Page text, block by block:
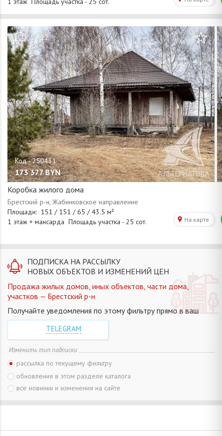
1/22
173 377 BYN
Коробка жилого дома
ПОДПИСКА НА РАССЫЛКУ
НОВЫХ ОБЪЕКТОВ И ИЗМЕНЕНИЙ ЦЕН
Продажа жилых домов, иных объектов, части дома,
участков — Брестский р-н
Получайте уведомления по этому фильтру прямо в ваш
TELEGRAM
Изменить тип подписки
рассылка по текущему фильтру
обновления в этом разделе каталога
все новинки и изменения на сайте